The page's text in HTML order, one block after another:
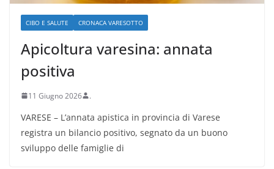
CIBO E SALUTE CRONACA VARESOTTO
Apicoltura varesina: annata
positiva
11 Giugno 2026 .
VARESE – L’annata apistica in provincia di Varese
registra un bilancio positivo, segnato da un buono
sviluppo delle famiglie di